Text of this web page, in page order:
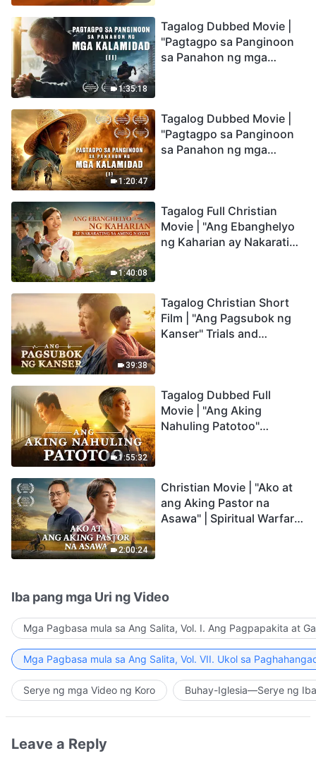
1:35:18
Tagalog Dubbed Movie |
"Pagtagpo sa Panginoon
sa Panahon ng mga
Tayo Makakapasok sa
Kaharian ng Diyos?
1:20:47
Tagalog Dubbed Movie |
"Pagtagpo sa Panginoon
sa Panahon ng mga
Sangkatauhan?
1:40:08
Tagalog Full Christian
Movie | "Ang Ebanghelyo
ng Kaharian ay Nakarating
39:38
Tagalog Christian Short
Film | "Ang Pagsubok ng
Kanser" Trials and
1:55:32
Tagalog Dubbed Full
Movie | "Ang Aking
Nahuling Patotoo"
2:00:24
Christian Movie | "Ako at
ang Aking Pastor na
Asawa" | Spiritual Warfare
Iba pang mga Uri ng Video
Mga Pagbasa mula sa Ang Salita, Vol. I. Ang Pagpapakita at
Mga Pagbasa mula sa Ang Salita, Vol. VII. Ukol sa
Serye ng mga Video ng Koro Buhay-Iglesia—Serye ng
Leave a Reply